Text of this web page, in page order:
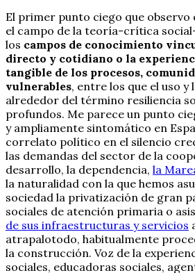
El primer punto ciego que
el campo de la teoría-crítica
los campos de conocimiento
directo y cotidiano o la
tangible de los procesos,
vulnerables, entre los que el uso y
alrededor del término resiliencia
profundos. Me parece un punto
y ampliamente sintomático en
correlato político en el silencio
las demandas del sector de la
desarrollo, la dependencia, la
la naturalidad con la que hemos
sociedad la privatización de gran
sociales de atención primaria o
de sus infraestructuras y servicios
atrapalotodo, habitualmente
la construcción. Voz de la
sociales, educadoras sociales,